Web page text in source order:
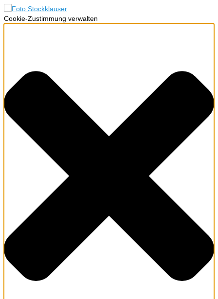
Cookie-Zustimmung verwalten